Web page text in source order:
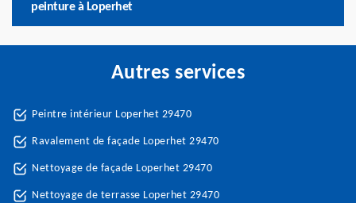
peinture à Loperhet
Autres services
Peintre intérieur Loperhet 29470
Ravalement de façade Loperhet 29470
Nettoyage de façade Loperhet 29470
Nettoyage de terrasse Loperhet 29470